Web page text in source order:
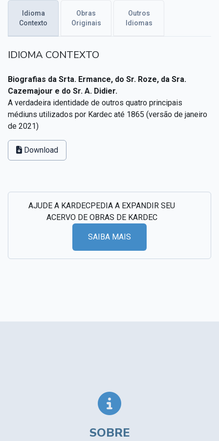
Textos citados em O Livro dos Médiuns
CSI - Imagens e registros históricos do espiritismo
Idioma
Contexto
Obras
Originais
Outros
Idiomas
IDIOMA CONTEXTO
Biografias da Srta. Ermance, do Sr. Roze, da Sra.
Cazemajour e do Sr. A. Didier.
A verdadeira identidade de outros quatro principais
médiuns utilizados por Kardec até 1865 (versão de janeiro
de 2021)
Download
AJUDE A KARDECPEDIA A EXPANDIR SEU
ACERVO DE OBRAS DE KARDEC
SAIBA MAIS
SOBRE